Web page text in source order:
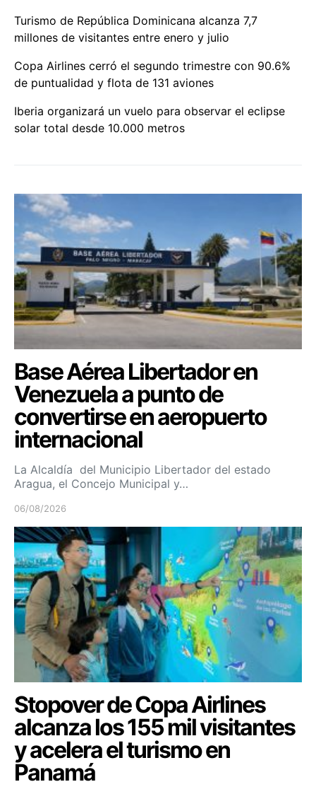
Turismo de República Dominicana alcanza 7,7
millones de visitantes entre enero y julio
Copa Airlines cerró el segundo trimestre con 90.6%
de puntualidad y flota de 131 aviones
Iberia organizará un vuelo para observar el eclipse
solar total desde 10.000 metros
Base Aérea Libertador en
Venezuela a punto de
convertirse en aeropuerto
internacional
La Alcaldía del Municipio Libertador del estado
Aragua, el Concejo Municipal y…
06/08/2026
Stopover de Copa Airlines
alcanza los 155 mil visitantes
y acelera el turismo en
Panamá